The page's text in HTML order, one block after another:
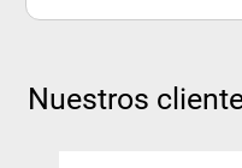
Nuestros